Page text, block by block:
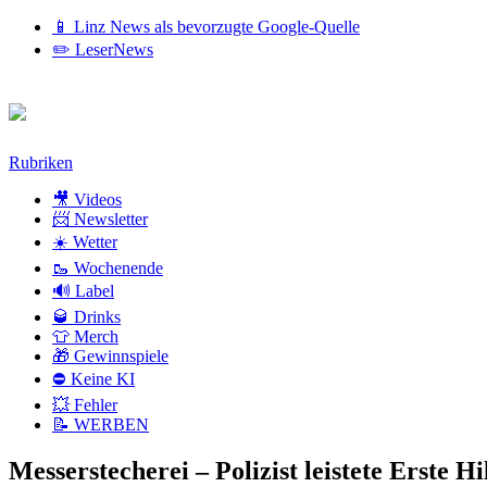
📱 Linz News als bevorzugte Google-Quelle
✏️ LeserNews
Zum
Rubriken
🎥 Videos
📨 Newsletter
☀️ Wetter
🥾 Wochenende
🔊 Label
🥃 Drinks
👕 Merch
🎁 Gewinnspiele
⛔ Keine KI
💥 Fehler
📝 WERBEN
Messerstecherei – Polizist leistete Erste